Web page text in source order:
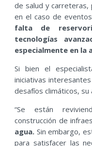
de salud y carreteras,
en el caso de
falta de
tecnologías
especialmente en la
Si bien el
iniciativas
desafíos climáticos, su
“Se están
construcción de
agua. Sin embargo,
para satisfacer las